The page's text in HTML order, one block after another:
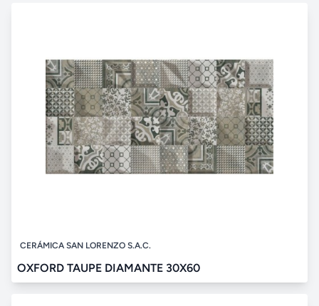
CERÁMICA SAN LORENZO S.A.C.
OXFORD TAUPE DIAMANTE 30X60